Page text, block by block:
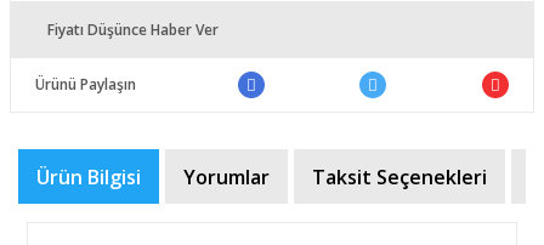
Fiyatı Düşünce Haber Ver
Ürünü Paylaşın
Ürün Bilgisi Yorumlar Taksit Seçenekleri